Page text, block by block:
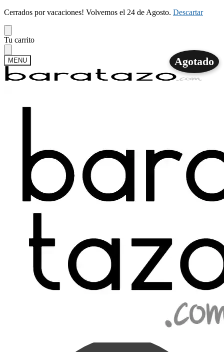
Cerrados por vacaciones! Volvemos el 24 de Agosto. Descartar
Skip
to
navigation
Skip
to
content
Tu carrito
MENU
Mi cuenta
Agotado